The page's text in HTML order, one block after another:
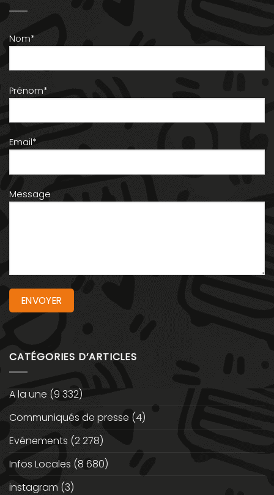
Nom*
Prénom*
Email*
Message
CATÉGORIES D’ARTICLES
A la une (9 332)
Communiqués de presse (4)
Evénements (2 278)
Infos Locales (8 680)
instagram (3)